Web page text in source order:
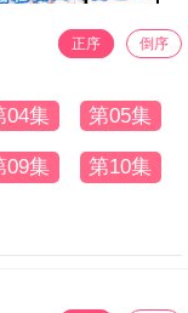
正序 倒序
04集 第05集
09集 第10集